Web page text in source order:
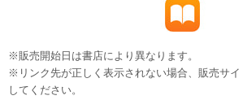
※販売開始日は書店により異なります。
※リンク先が正しく表示されない場合、販売サ
してください。